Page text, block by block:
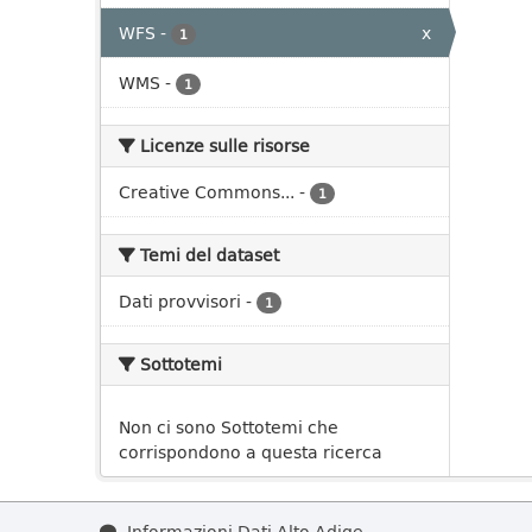
WFS - 1
x
WMS - 1
Licenze sulle risorse
Creative Commons... - 1
Temi del dataset
Dati provvisori - 1
Sottotemi
Non ci sono Sottotemi che
corrispondono a questa ricerca